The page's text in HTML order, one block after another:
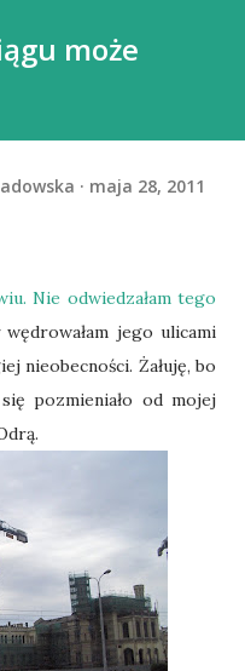
może
maja 28, 2011
Nie odwiedzałam tego
jego ulicami
nieobecności. Żałuję, bo
pozmieniało od mojej